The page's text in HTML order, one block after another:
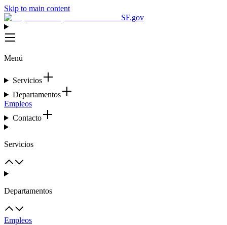
Skip to main content
SF.gov
Menú
Servicios
Departamentos
Empleos
Contacto
Servicios
Departamentos
Empleos